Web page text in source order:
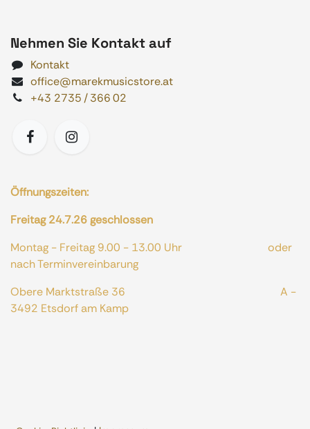
Nehmen Sie Kontakt auf
Kontakt
office@marekmusicstore.at
+43 2735 / 366 02
Öffnungszeiten:
Freitag 24.7.26 geschlossen
Montag - Freitag 9.00 - 13.00 Uhr oder
nach Terminvereinbarung
Obere Marktstraße 36 A -
3492 Etsdorf am Kamp